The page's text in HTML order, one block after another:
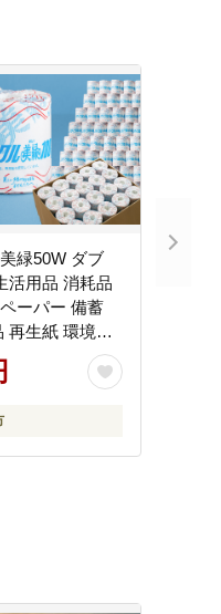
緑50W ダブ
活用品 消耗品
ーパー 備蓄
再生紙 環境に
コ美濃桜製紙
ち 交換 頻度 個